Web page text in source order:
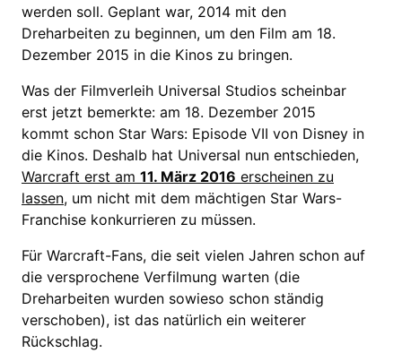
werden soll. Geplant war, 2014 mit den
Dreharbeiten zu beginnen, um den Film am 18.
Dezember 2015 in die Kinos zu bringen.
Was der Filmverleih Universal Studios scheinbar
erst jetzt bemerkte: am 18. Dezember 2015
kommt schon Star Wars: Episode VII von Disney in
die Kinos. Deshalb hat Universal nun entschieden,
Warcraft erst am 11. März 2016 erscheinen zu
lassen, um nicht mit dem mächtigen Star Wars-
Franchise konkurrieren zu müssen.
Für Warcraft-Fans, die seit vielen Jahren schon auf
die versprochene Verfilmung warten (die
Dreharbeiten wurden sowieso schon ständig
verschoben), ist das natürlich ein weiterer
Rückschlag.